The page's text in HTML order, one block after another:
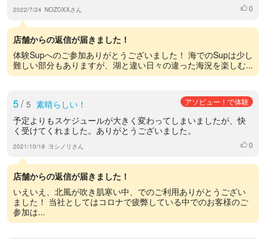
2022/7/24 NOZOXXさん いいね
0
店舗からの返信が届きました！
体験Supへのご参加ありがとうございました！ 海でのSupは少し
難しい部分もありますが、湖と違い日々の違った海況を楽しむ...
5/ 5 素晴らしい！ アソビュー！で体験
予定よりもスケジュールが大きく変わってしまいましたが、快
く受けてくれました。ありがとうございました。
2021/10/18 ヨシノリさん いいね
0
店舗からの返信が届きました！
いえいえ、北風が吹き肌寒い中、でのご利用ありがとうござい
ました！ 当社としてはコロナで疲弊している中でのお客様のご
参加は...